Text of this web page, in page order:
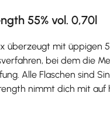
55% vol. 0,70l
überzeugt mit
bei dem die
Alle Flaschen sind
nimmt dich mit auf